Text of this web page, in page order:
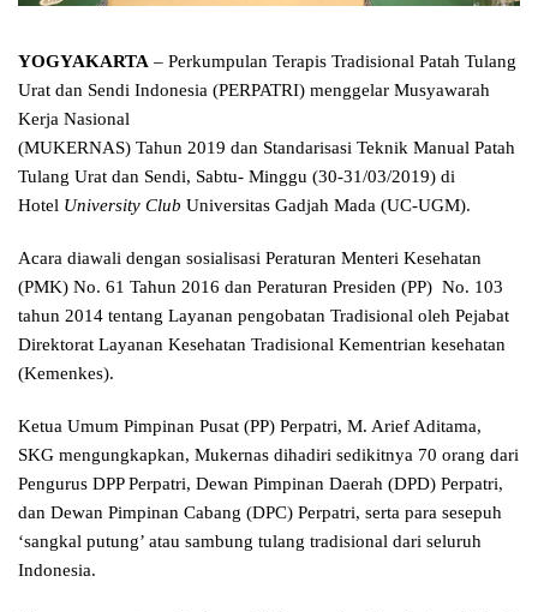
YOGYAKARTA – Perkumpulan Terapis Tradisional Patah Tulang
Urat dan Sendi Indonesia (PERPATRI) menggelar Musyawarah
Kerja Nasional
(MUKERNAS) Tahun 2019 dan Standarisasi Teknik Manual Patah
Tulang Urat dan Sendi, Sabtu- Minggu (30-31/03/2019) di
Hotel University Club Universitas Gadjah Mada (UC-UGM).
Acara diawali dengan sosialisasi Peraturan Menteri Kesehatan
(PMK) No. 61 Tahun 2016 dan Peraturan Presiden (PP) No. 103
tahun 2014 tentang Layanan pengobatan Tradisional oleh Pejabat
Direktorat Layanan Kesehatan Tradisional Kementrian kesehatan
(Kemenkes).
Ketua Umum Pimpinan Pusat (PP) Perpatri, M. Arief Aditama,
SKG mengungkapkan, Mukernas dihadiri sedikitnya 70 orang dari
Pengurus DPP Perpatri, Dewan Pimpinan Daerah (DPD) Perpatri,
dan Dewan Pimpinan Cabang (DPC) Perpatri, serta para sesepuh
‘sangkal putung’ atau sambung tulang tradisional dari seluruh
Indonesia.